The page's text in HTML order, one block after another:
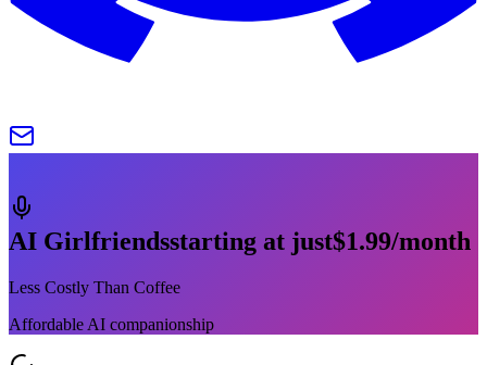
AI Girlfriendsstarting at just$1.99/month
Less Costly Than Coffee
Affordable AI companionship